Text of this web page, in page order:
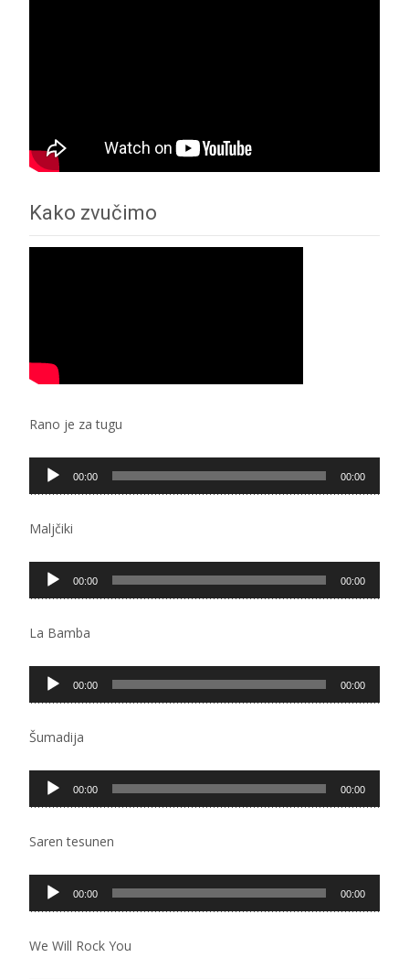
Kako zvučimo
Rano je za tugu
Pregledač
zvučnih
00:00 00:00
Maljčiki
Pregledač
zvučnih
00:00 00:00
La Bamba
Pregledač
zvučnih
00:00 00:00
Šumadija
Pregledač
zvučnih
00:00 00:00
Saren tesunen
Pregledač
zvučnih
00:00 00:00
We Will Rock You